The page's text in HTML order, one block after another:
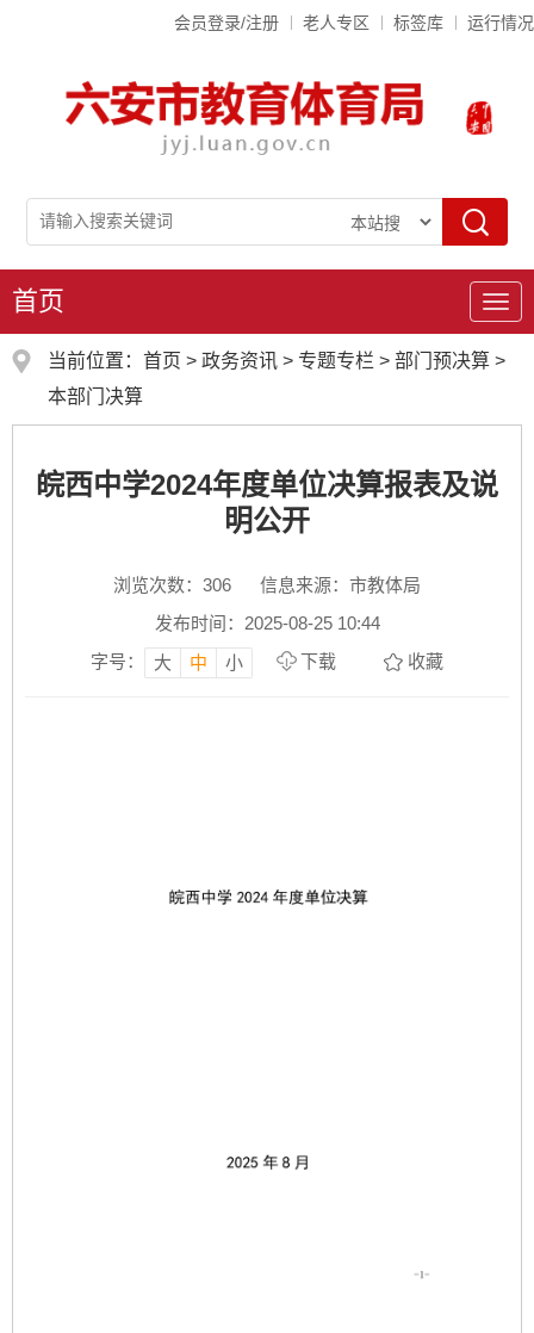
会员登录/注册 老人专区 标签库 运行情况
导
首页
当前位置： 首页 > 政务资讯 > 专题专栏 > 部门预决算 >
本部门决算
皖西中学2024年度单位决算报表及说
明公开
浏览次数： 306
信息来源：市教体局
发布时间：2025-08-25 10:44
字号：
大 中 小 下载 收藏